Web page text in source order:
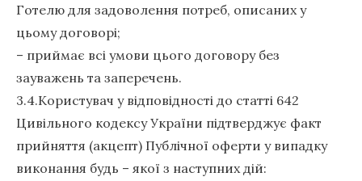
Готелю для задоволення потреб, описаних у
цьому договорі;
– приймає всі умови цього договору без
зауважень та заперечень.
3.4.Користувач у відповідності до статті 642
Цивільного кодексу України підтверджує факт
прийняття (акцепт) Публічної оферти у випадку
виконання будь – якої з наступних дій: